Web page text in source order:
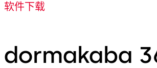
软件下载
dormakaba